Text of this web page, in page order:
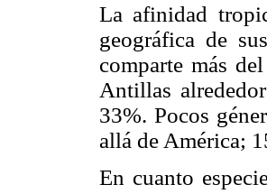
La afinidad
geográfica de
comparte más
Antillas
33%. Pocos
allá de América;
En cuanto